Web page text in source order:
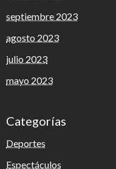
septiembre 2023
agosto 2023
julio 2023
mayo 2023
Categorías
Deportes
Espectáculos